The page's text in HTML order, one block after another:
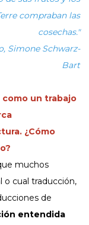
compraban las
cosechas."
Simone Schwarz-
Bart
un trabajo
¿Cómo
muchos
o cual traducción,
de
entendida